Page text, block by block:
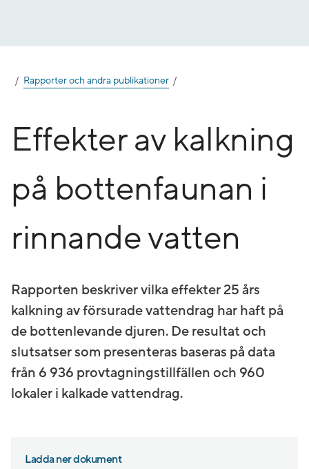
Rapporter och andra publikationer
Effekter av kalkning
på bottenfaunan i
rinnande vatten
Rapporten beskriver vilka effekter 25 års
kalkning av försurade vattendrag har haft på
de bottenlevande djuren. De resultat och
slutsatser som presenteras baseras på data
från 6 936 provtagningstillfällen och 960
lokaler i kalkade vattendrag.
Ladda ner dokument